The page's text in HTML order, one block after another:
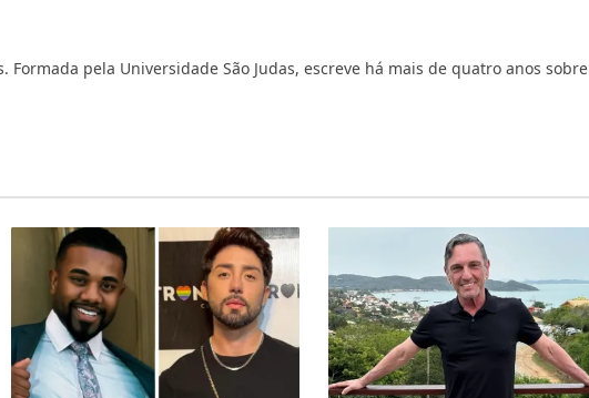
Formada pela Universidade São Judas, escreve há mais de quatro anos sobre